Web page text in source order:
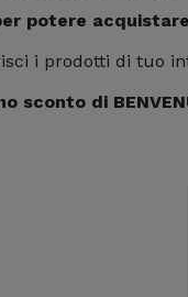
potere
i prodotti di tuo
sconto di